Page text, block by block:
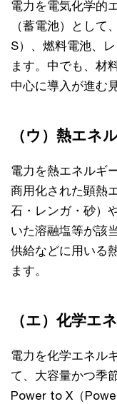
電力を電気化学的
（蓄電池）として
S）、燃料電池、
ます。中でも、材
中心に導入が進む
（ウ）熱エネ
電力を熱エネルギ
商用化された顕熱
石・レンガ・砂）
いた溶融塩等が該
供給などに用いる
ます。
（エ）化学エ
電力を化学エネル
て、大容量かつ季
Power to X（